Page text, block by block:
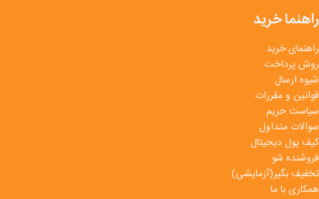
راهنما خرید
راهنمای خرید
روش پرداخت
شیوه ارسال
قوانین و مقررات
سیاست حریم
سوالات متداول
کیف پول دیجیتال
فروشنده شو
تخفیف بگیر(آزمایشی)
همکاری با ما